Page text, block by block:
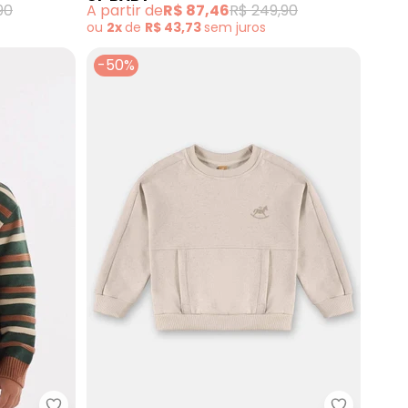
A partir deR$ 87,46R$ 249,90
ou 2xde R$ 43,73sem juros
-50%